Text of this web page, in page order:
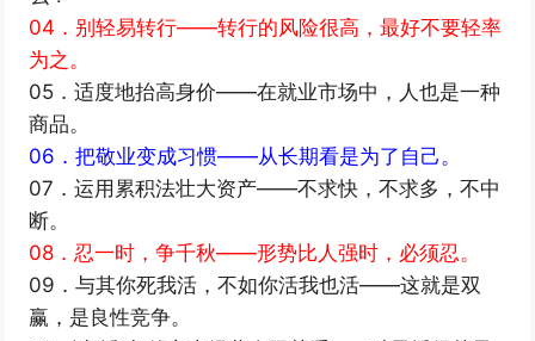
04．别轻易转行——转行的风险很高，最好不要轻率
为之。
05．适度地抬高身价——在就业市场中，人也是一种
商品。
06．把敬业变成习惯——从长期看是为了自己。
07．运用累积法壮大资产——不求快，不求多，不中
断。
08．忍一时，争千秋——形势比人强时，必须忍。
09．与其你死我活，不如你活我也活——这就是双
赢，是良性竞争。